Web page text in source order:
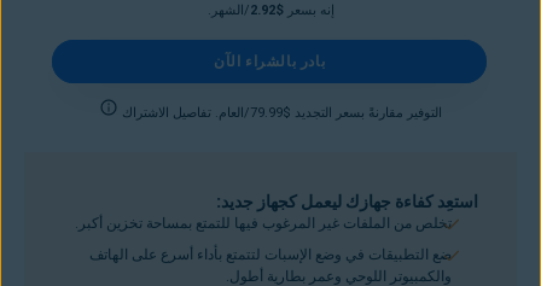
استعِد كفاءة جهازك ليعمل كجهاز جديد:
تخلص من الملفات غير المرغوب فيها للتمتع بمساحة تخزين أكبر.
ضع التطبيقات في وضع الإسبات لتتمتع بأداء أسرع على الهاتف
والكمبيوتر اللوحي وعمر بطارية أطول.
إنه بسعر$2.92 /الشهر.
بادر بالشراء الآن
التوفير مقارنةً بسعر التجديد $79.99/العام. تفاصيل الاشتراك